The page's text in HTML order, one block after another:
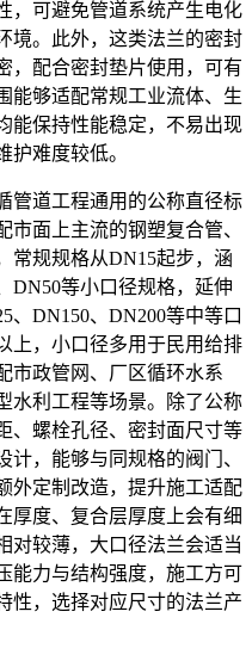
，可避免管道系统产生电化
境。此外，这类法兰的密封
，配合密封垫片使用，可有
能够适配常规工业流体、生
能保持性能稳定，不易出现
护难度较低。
管道工程通用的公称直径标
面上主流的钢塑复合管、
常规规格从DN15起步，涵
DN50等小口径规格，延伸
、DN150、DN200等中等口
上，小口径多用于民用给排
市政管网、厂区循环水系
水利工程等场景。除了公称
、螺栓孔径、密封面尺寸等
，能够与同规格的阀门、
外定制改造，提升施工适配
厚度、复合层厚度上会有细
对较薄，大口径法兰会适当
能力与结构强度，施工方可
性，选择对应尺寸的法兰产